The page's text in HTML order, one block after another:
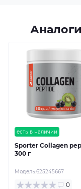
есть в наличии
Sporter Collagen
300 г
Модель:625245667
0